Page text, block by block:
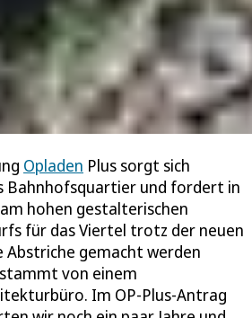
Opladen Plus sorgt sich
Bahnhofsquartier und fordert in
hohen gestalterischen
für das Viertel trotz der neuen
Abstriche gemacht werden
von einem
Im OP-Plus-Antrag